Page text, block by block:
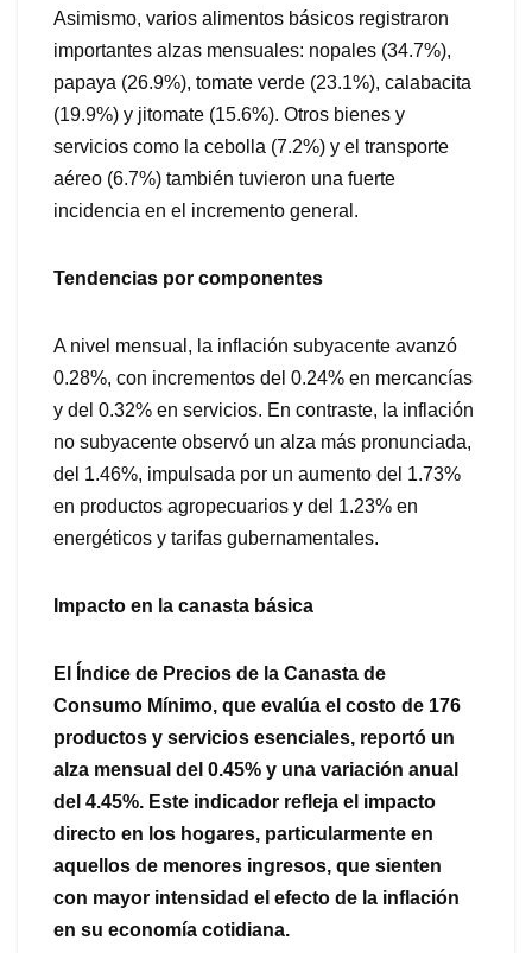
Asimismo, varios alimentos básicos registraron
importantes alzas mensuales: nopales (34.7%),
papaya (26.9%), tomate verde (23.1%), calabacita
(19.9%) y jitomate (15.6%). Otros bienes y
servicios como la cebolla (7.2%) y el transporte
aéreo (6.7%) también tuvieron una fuerte
incidencia en el incremento general.
Tendencias por componentes
A nivel mensual, la inflación subyacente avanzó
0.28%, con incrementos del 0.24% en mercancías
y del 0.32% en servicios. En contraste, la inflación
no subyacente observó un alza más pronunciada,
del 1.46%, impulsada por un aumento del 1.73%
en productos agropecuarios y del 1.23% en
energéticos y tarifas gubernamentales.
Impacto en la canasta básica
El Índice de Precios de la Canasta de
Consumo Mínimo, que evalúa el costo de 176
productos y servicios esenciales, reportó un
alza mensual del 0.45% y una variación anual
del 4.45%. Este indicador refleja el impacto
directo en los hogares, particularmente en
aquellos de menores ingresos, que sienten
con mayor intensidad el efecto de la inflación
en su economía cotidiana.